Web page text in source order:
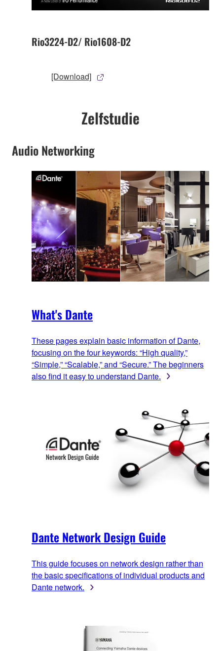
Rio3224-D2/ Rio1608-D2
[Download]
Zelfstudie
Audio Networking
What's Dante
These pages explain basic information of Dante,
focusing on the four keywords: “High quality,”
“Simple,” “Scalable,” and “Secure.” The beginners
also find it easy to understand Dante.
Dante Network Design Guide
This guide focuses on network design rather than
the basic specifications of individual products and
Dante network.